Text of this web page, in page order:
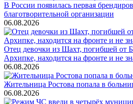
В России появилась первая
благотворительной организации
06.08.2026
Отец девочки из Шахт, погибшей от
Архипке, находится на фронте и не
06.08.2026
Жительница Ростова попала в
06.08.2026